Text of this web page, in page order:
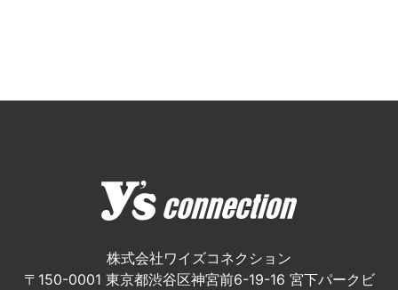
株式会社ワイズコネクション
〒150-0001 東京都渋谷区神宮前6-19-16 宮下パークビ